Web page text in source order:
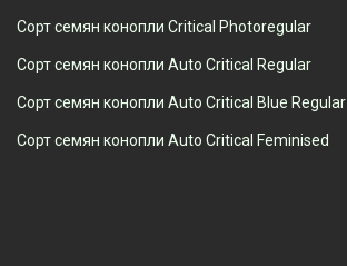
Сорт семян конопли Critical Photoregular
Сорт семян конопли Auto Critical Regular
Сорт семян конопли Auto Critical Blue Regular
Сорт семян конопли Auto Critical Feminised